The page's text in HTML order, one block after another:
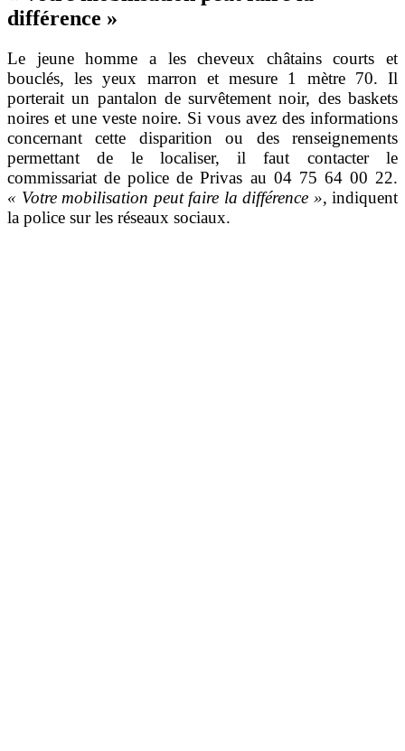
différence »
Le jeune homme a les cheveux châtains courts et
bouclés, les yeux marron et mesure 1 mètre 70. Il
porterait un pantalon de survêtement noir, des baskets
noires et une veste noire. Si vous avez des informations
concernant cette disparition ou des renseignements
permettant de le localiser, il faut contacter le
commissariat de police de Privas au 04 75 64 00 22.
« Votre mobilisation peut faire la différence », indiquent
la police sur les réseaux sociaux.